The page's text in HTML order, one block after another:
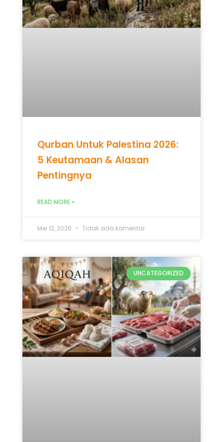
Qurban Untuk Palestina 2026:
5 Keutamaan & Alasan
Pentingnya
READ MORE »
Mei 12, 2026 Tidak ada komentar
UNCATEGORIZED